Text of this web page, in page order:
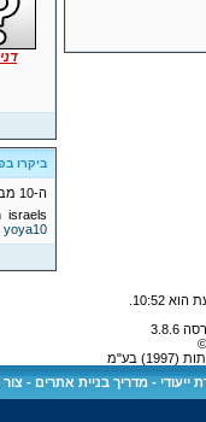
ביקרו
ה-10 מבקר(ים) האחרונ(ים) לדף זה היו:
israels
yoya10
10:52
בע"מ
ייעודי -מדריך בניית אתרים -